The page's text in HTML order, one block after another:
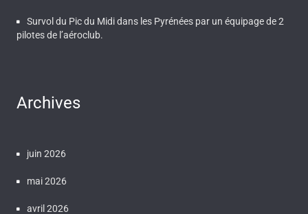
Survol du Pic du Midi dans les Pyrénées par un équipage de 2
pilotes de l’aéroclub.
Archives
juin 2026
mai 2026
avril 2026